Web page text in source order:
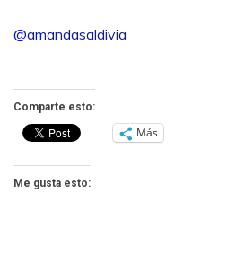
@amandasaldivia
Comparte esto:
Más
Me gusta esto: